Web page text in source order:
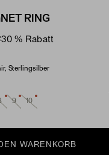
RING
30 % Rabatt
Sterlingsilber
9 10
WARENKORB